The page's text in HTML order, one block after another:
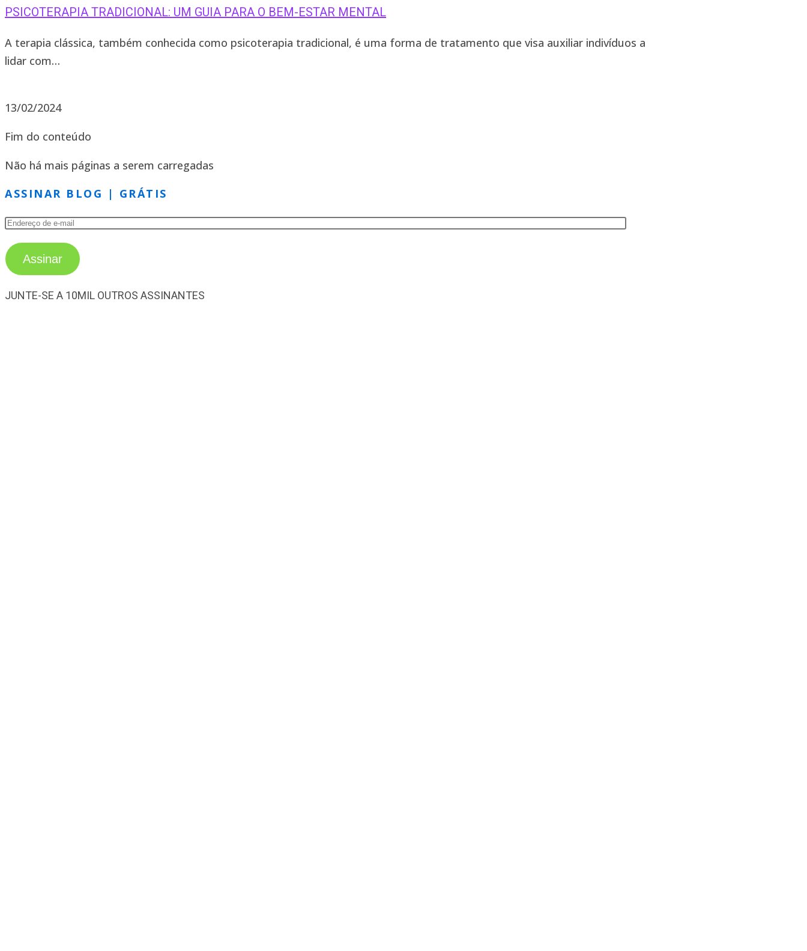
PSICOTERAPIA TRADICIONAL: UM GUIA PARA O BEM-ESTAR MENTAL
A terapia clássica, também conhecida como psicoterapia tradicional, é uma forma de tratamento que visa auxiliar indivíduos a
lidar com…
13/02/2024
Fim do conteúdo
Não há mais páginas a serem carregadas
ASSINAR BLOG | GRÁTIS
Assinar
JUNTE-SE A 10MIL OUTROS ASSINANTES